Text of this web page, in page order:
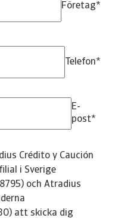
Företag*
Telefon*
E-
post*
Crédito y Caución
i Sverige
och Atradius
att skicka dig